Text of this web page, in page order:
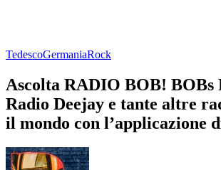
TedescoGermaniaRock
Ascolta RADIO BOB! BOBs
Radio Deejay e tante altre
il mondo con l’applicazione